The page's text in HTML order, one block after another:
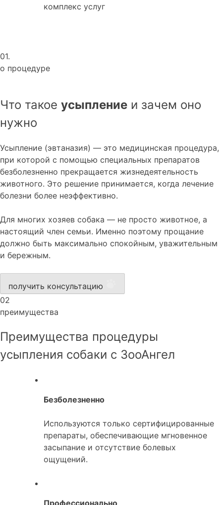
комплекс услуг
01.
о процедуре
Что такое усыпление и зачем оно
нужно
Усыпление (эвтаназия) — это медицинская процедура,
при которой с помощью специальных препаратов
безболезненно прекращается жизнедеятельность
животного. Это решение принимается, когда лечение
болезни более неэффективно.
Для многих хозяев собака — не просто животное, а
настоящий член семьи. Именно поэтому прощание
должно быть максимально спокойным, уважительным
и бережным.
получить консультацию
02
преимущества
Преимущества процедуры
усыпления собаки с ЗооАнгел
Безболезненно
Используются только сертифицированные
препараты, обеспечивающие мгновенное
засыпание и отсутствие болевых
ощущений.
Профессионально